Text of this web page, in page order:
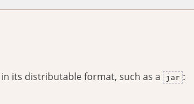
its distributable format, such as a jar :